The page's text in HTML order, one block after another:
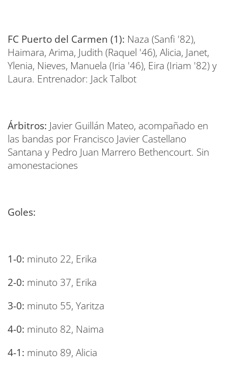
FC Puerto del Carmen (1): Naza (Sanfi '82),
Haimara, Arima, Judith (Raquel '46), Alicia, Janet,
Ylenia, Nieves, Manuela (Iria '46), Eira (Iriam '82) y
Laura. Entrenador: Jack Talbot
Árbitros: Javier Guillán Mateo, acompañado en
las bandas por Francisco Javier Castellano
Santana y Pedro Juan Marrero Bethencourt. Sin
amonestaciones
Goles:
1-0: minuto 22, Erika
2-0: minuto 37, Erika
3-0: minuto 55, Yaritza
4-0: minuto 82, Naima
4-1: minuto 89, Alicia